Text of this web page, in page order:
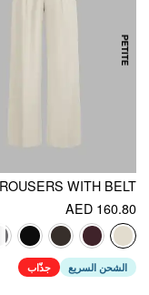
AED 160.80
الشحن السريع جذّاب